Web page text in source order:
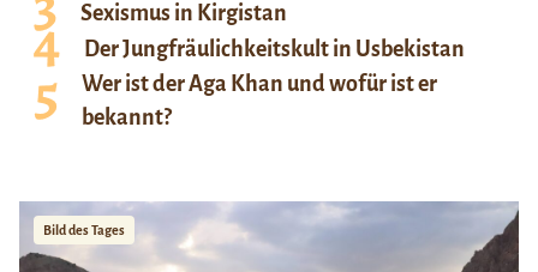
Sexismus in Kirgistan
Der Jungfräulichkeitskult in Usbekistan
Wer ist der Aga Khan und wofür ist er
bekannt?
Bild des Tages